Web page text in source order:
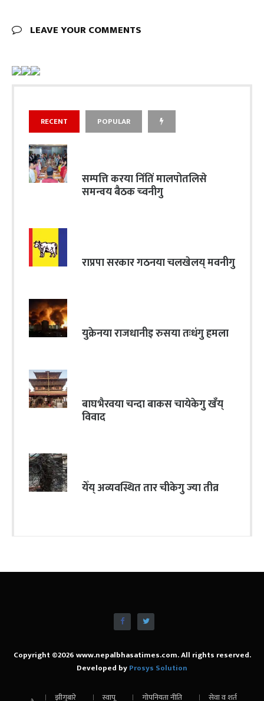
LEAVE YOUR COMMENTS
RECENT POPULAR
सम्पत्ति करया निंतिं मालपोतलिसे
समन्वय बैठक च्वनीगु
राप्रपा सरकार गठनया चलखेलय् मवनीगु
युक्रेनया राजधानीइ रुसया तःधंगु हमला
बाघभैरवया चन्दा बाकस चायेकेगु खँय्
विवाद
येँय् अव्यवस्थित तार चीकेगु ज्या तीव्र
Copyright ©2026 www.nepalbhasatimes.com. All rights reserved.
Developed byProsys Solution
झीगुबारे स्वापू गोपनियता नीति सेवा व शर्त